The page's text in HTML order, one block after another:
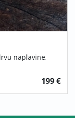
naplavine,
199 €